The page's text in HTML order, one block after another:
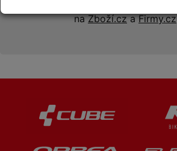
naZboží.czaFirmy.cz